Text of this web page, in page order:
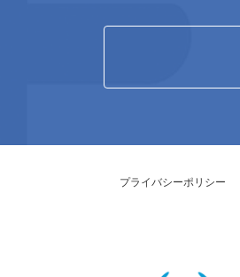
プライバシーポリシー